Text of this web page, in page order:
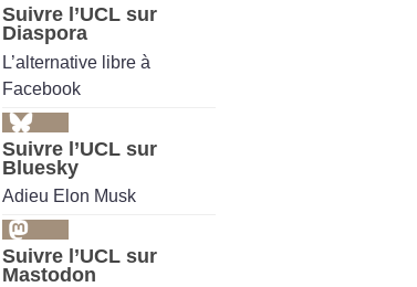
Suivre l’UCL sur
Diaspora
L’alternative libre à
Facebook
Suivre l’UCL sur
Bluesky
Adieu Elon Musk
Suivre l’UCL sur
Mastodon